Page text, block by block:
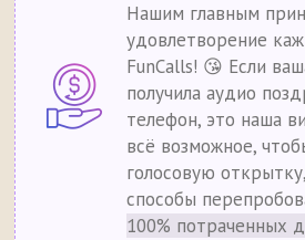
Нашим главным
удовлетворение
FunCalls! 😘 Если
получила аудио
телефон, это наша
всё возможное,
голосовую
способы
100% потраченных